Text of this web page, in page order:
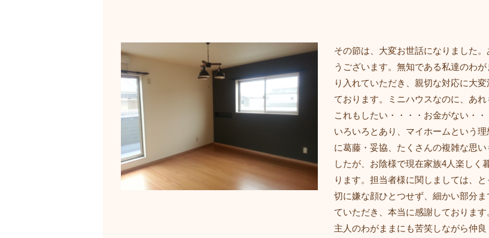
その節は、大変お世話になりました。
うございます。無知である私達のわが
り入れていただき、親切な対応に大変
ております。ミニハウスなのに、あれ
これもしたい・・・・お金がない・
いろいろとあり、マイホームという理
に葛藤・妥協、たくさんの複雑な思い
したが、お陰様で現在家族4人楽しく
ります。担当者様に関しましては、と
切に嫌な顔ひとつせず、細かい部分ま
ていただき、本当に感謝しております
主人のわがままにも苦笑しながら仲良